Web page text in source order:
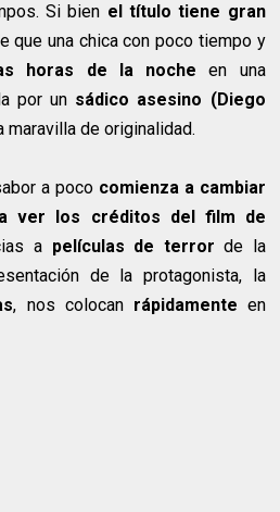
Si bien el título tiene gran
que una chica con poco tiempo y
horas de la nocheen una
por un sádico asesino (Diego
maravilla de originalidad.
a poco comienza a cambiar
ver los créditos del film de
a películas de terror de la
de la protagonista, la
, nos colocan rápidamente en